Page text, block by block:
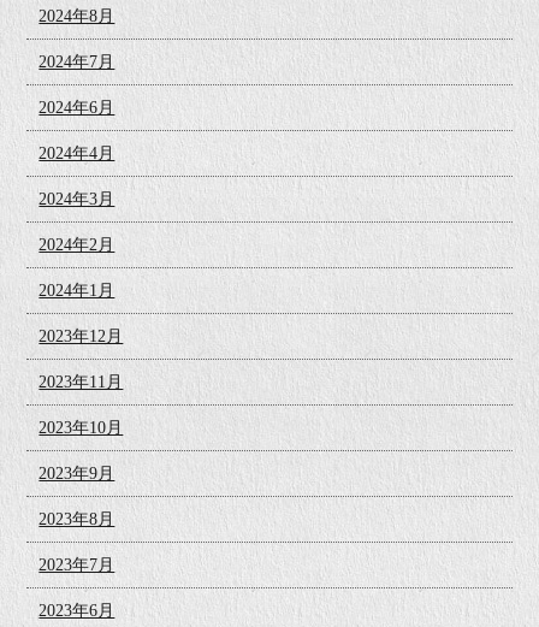
2024年8月
2024年7月
2024年6月
2024年4月
2024年3月
2024年2月
2024年1月
2023年12月
2023年11月
2023年10月
2023年9月
2023年8月
2023年7月
2023年6月